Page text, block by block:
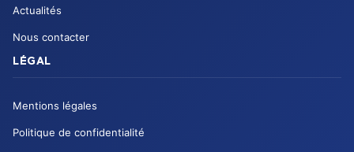
Actualités
Nous contacter
LÉGAL
Mentions légales
Politique de confidentialité